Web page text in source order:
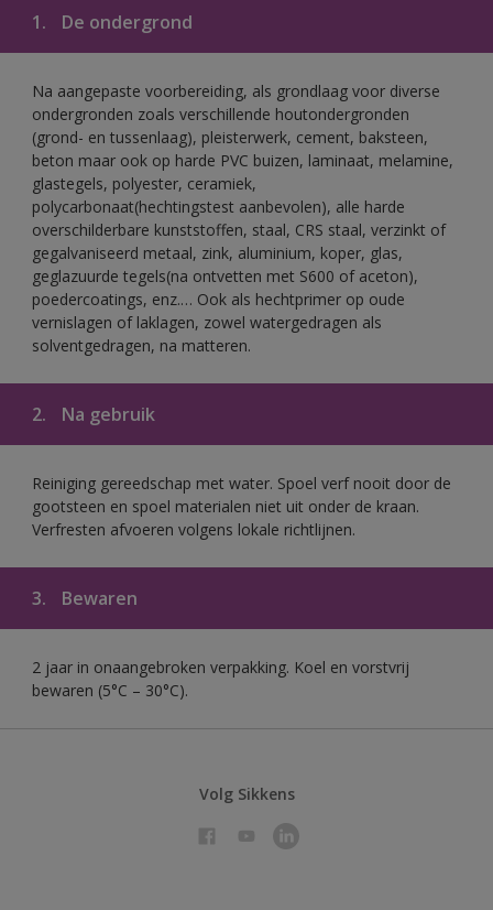
1. De ondergrond
Na aangepaste voorbereiding, als grondlaag voor diverse
ondergronden zoals verschillende houtondergronden
(grond- en tussenlaag), pleisterwerk, cement, baksteen,
beton maar ook op harde PVC buizen, laminaat, melamine,
glastegels, polyester, ceramiek,
polycarbonaat(hechtingstest aanbevolen), alle harde
overschilderbare kunststoffen, staal, CRS staal, verzinkt of
gegalvaniseerd metaal, zink, aluminium, koper, glas,
geglazuurde tegels(na ontvetten met S600 of aceton),
poedercoatings, enz.… Ook als hechtprimer op oude
vernislagen of laklagen, zowel watergedragen als
solventgedragen, na matteren.
2. Na gebruik
Reiniging gereedschap met water. Spoel verf nooit door de
gootsteen en spoel materialen niet uit onder de kraan.
Verfresten afvoeren volgens lokale richtlijnen.
3. Bewaren
2 jaar in onaangebroken verpakking. Koel en vorstvrij
bewaren (5°C – 30°C).
Volg Sikkens